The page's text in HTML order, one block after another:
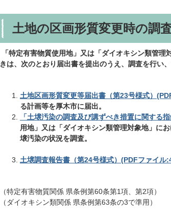
土地の区画形質変更時の調
「特定有害物質使用地」又は「ダイオキシン類管
きは、次のとおり届出書を提出のうえ、調査を行い
土地区画形質変更等届出書（第23号様式）
る計画等を厚木市に届出。
「土壌汚染の調査及び講ずべき措置に関する
用地」又は「ダイオキシン類管理対象地」に
壌汚染の状況を調査。
土壌調査報告書（第24号様式）(PDFファイル
（特定有害物質関係 県条例第60条第1項、第2項）
（ダイオキシン類関係 県条例第63条の3で準用）